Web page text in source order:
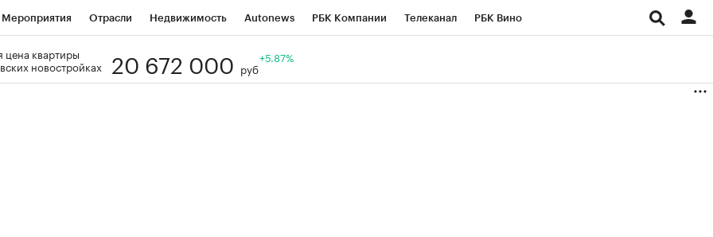
Мероприятия Отрасли Недвижимость Autonews РБК Компании Телеканал РБК Вино
Визионеры
цена квартиры
новостройках
20 672 000 руб
+5.87%